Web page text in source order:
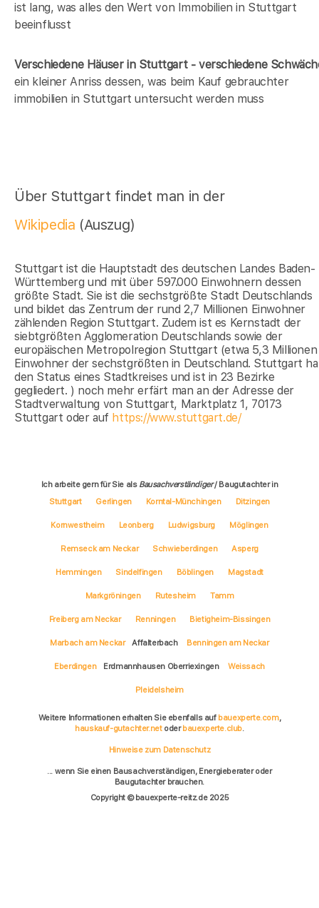
ist lang, was alles den Wert von Immobilien in Stuttgart
beeinflusst
Verschiedene Häuser in Stuttgart - verschiedene
ein kleiner Anriss dessen, was beim Kauf gebrauchter
immobilien in Stuttgart untersucht werden muss
Über Stuttgart findet man in der
Wikipedia (Auszug)
Stuttgart ist die Hauptstadt des deutschen Landes Baden-
Württemberg und mit über 597.000 Einwohnern dessen
größte Stadt. Sie ist die sechstgrößte Stadt Deutschlands
und bildet das Zentrum der rund 2,7 Millionen Einwohner
zählenden Region Stuttgart. Zudem ist es Kernstadt der
siebtgrößten Agglomeration Deutschlands sowie der
europäischen Metropolregion Stuttgart (etwa 5,3 Millionen
Einwohner der sechstgrößten in Deutschland. Stuttgart
den Status eines Stadtkreises und ist in 23 Bezirke
gegliedert. ) noch mehr erfärt man an der Adresse der
Stadtverwaltung von Stuttgart, Marktplatz 1, 70173
Stuttgart oder auf https://www.stuttgart.de/
Ich arbeite gern für Sie als Bausachverständiger/ Baugutachter in
Stuttgart
Gerlingen Korntal-Münchingen Ditzingen
Kornwestheim Leonberg Ludwigsburg Möglingen
Remseck am Neckar Schwieberdingen Asperg
Hemmingen Sindelfingen Böblingen Magstadt
Markgröningen Rutesheim Tamm
Freiberg am Neckar Renningen Bietigheim-Bissingen
Marbach am Neckar Affalterbach Benningen am Neckar
Eberdingen Erdmannhausen Oberriexingen Weissach
Pleidelsheim
Weitere Informationen erhalten Sie ebenfalls auf bauexperte.com,
hauskauf-gutachter.netoderbauexperte.club.
Hinweise zum Datenschutz
... wenn Sie einen Bausachverständigen, Energieberater oder
Baugutachter brauchen.
Copyright © bauexperte-reitz.de 2025